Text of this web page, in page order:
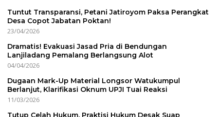
Tuntut Transparansi, Petani Jatiroyom Paksa Perangkat
Desa Copot Jabatan Poktan!
23/04/2026
Dramatis! Evakuasi Jasad Pria di Bendungan
Lanjiladang Pemalang Berlangsung Alot
04/04/2026
Dugaan Mark-Up Material Longsor Watukumpul
Berlanjut, Klarifikasi Oknum UPJI Tuai Reaksi
11/03/2026
Tutup Celah Hukum, Praktisi Hukum Desak Suap